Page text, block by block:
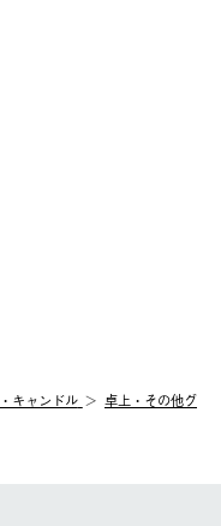
キャンドル
卓上・その他グ